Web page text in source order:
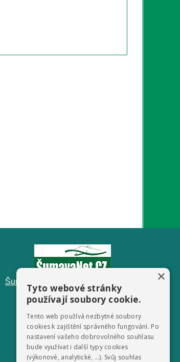
ŠumavaNet.CZ - informace o regionu ×
Tyto webové stránky
používají soubory cookie.
Tento web používá nezbytné soubory
cookies k zajištění správného fungování. Po
nastavení vašeho dobrovolného souhlasu
bude využívat i další typy cookies
(výkonové, analytické, …). Svůj souhlas